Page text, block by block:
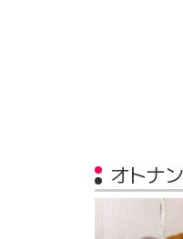
オトナ